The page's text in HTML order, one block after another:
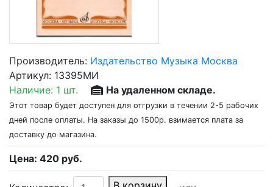
Производитель: Издательство Музыка Москва
Артикул: 13395МИ
Наличие: 1 шт. На удаленном складе.
Этот товар будет доступен для отгрузки в течении 2-5 рабочих
дней после оплаты. На заказы до 1500р. взимается плата за
доставку до магазина.
Цена: 420 руб.